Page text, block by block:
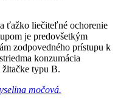
ťažko liečiteľné ochorenie
je predovšetkým
zodpovedného prístupu k
konzumácia
typu B.
močová.